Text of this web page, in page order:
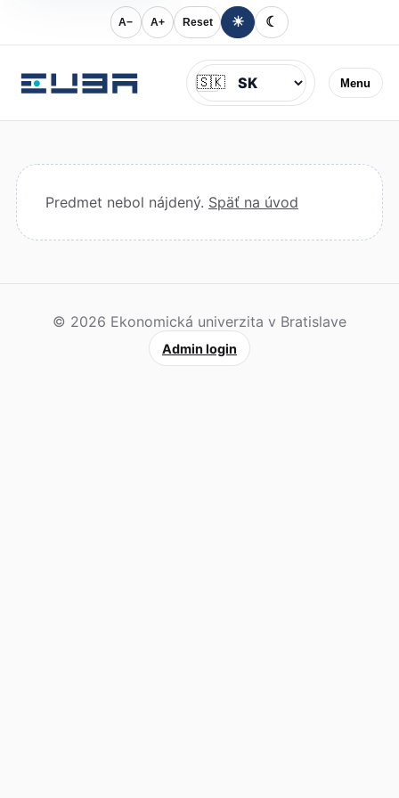
A− A+ Reset ☀ ☾
Menu
Jazyk
🇸🇰
Predmet nebol nájdený. Späť na úvod
© 2026 Ekonomická univerzita v Bratislave
Admin login